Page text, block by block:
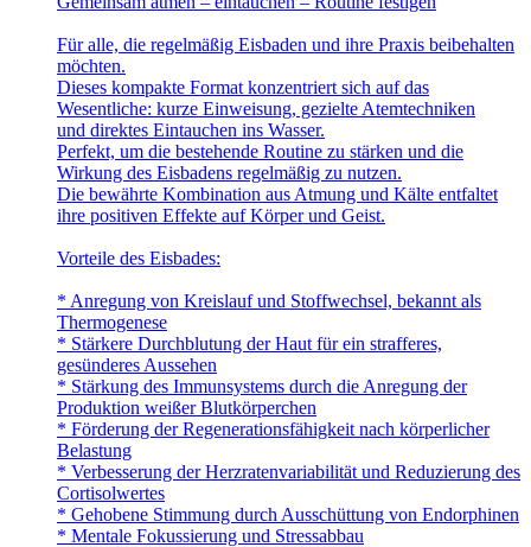
Für alle, die regelmäßig Eisbaden und ihre Praxis beibehalten
möchten.
Dieses kompakte Format konzentriert sich auf das
Wesentliche: kurze Einweisung, gezielte Atemtechniken
und direktes Eintauchen ins Wasser.
Perfekt, um die bestehende Routine zu stärken und die
Wirkung des Eisbadens regelmäßig zu nutzen.
Die bewährte Kombination aus Atmung und Kälte entfaltet
ihre positiven Effekte auf Körper und Geist.
Vorteile des Eisbades:
* Anregung von Kreislauf und Stoffwechsel, bekannt als
Thermogenese
* Stärkere Durchblutung der Haut für ein strafferes,
gesünderes Aussehen
* Stärkung des Immunsystems durch die Anregung der
Produktion weißer Blutkörperchen
* Förderung der Regenerationsfähigkeit nach körperlicher
Belastung
* Verbesserung der Herzratenvariabilität und Reduzierung des
Cortisolwertes
* Gehobene Stimmung durch Ausschüttung von Endorphinen
* Mentale Fokussierung und Stressabbau